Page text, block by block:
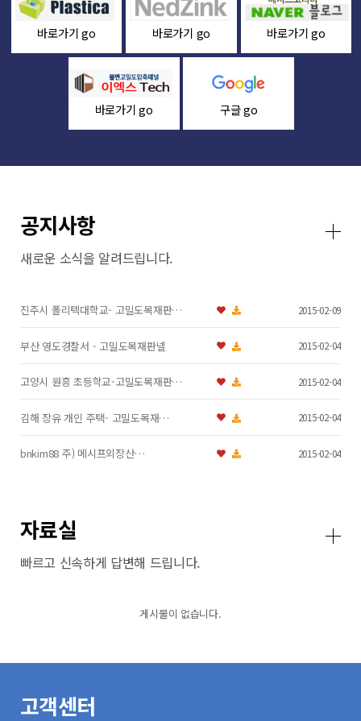
바로가기 go 바로가기 go 바로가기 go
바로가기 go 구글 go
공지사항
새로운 소식을 알려드립니다.
진주시 폴리텍대학교- 고밀도목재판… 2015-02-09
부산 영도경찰서 - 고밀도목재판넬 2015-02-04
고양시 원흥 초등학교-고밀도목재판… 2015-02-04
김해 장유 개인 주택- 고밀도목재… 2015-02-04
bnkim88 주) 메시프외장산… 2015-02-04
자료실
빠르고 신속하게 답변해 드립니다.
게시물이 없습니다.
고객센터